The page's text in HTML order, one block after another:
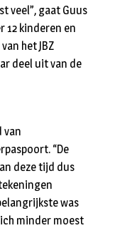
veel”, gaat Guus
12 kinderen en
het JBZ
deel uit van de
van
“De
deze tijd dus
was
minder moest